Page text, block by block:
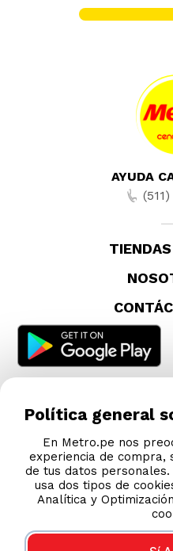
AYUDA
Política general
En Metro.pe nos
experiencia de compra,
de tus datos personales.
usa dos tipos de
Analítica y